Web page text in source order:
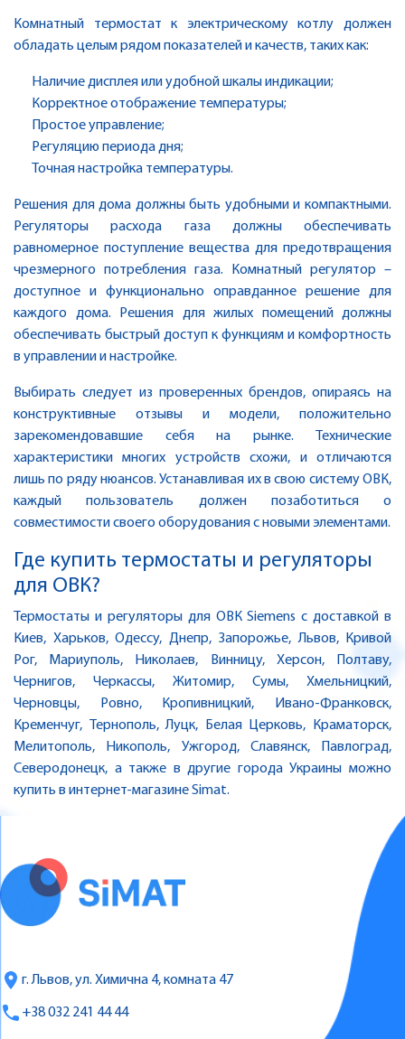
Комнатный термостат к электрическому котлу должен
обладать целым рядом показателей и качеств, таких как:
Наличие дисплея или удобной шкалы индикации;
Корректное отображение температуры;
Простое управление;
Регуляцию периода дня;
Точная настройка температуры.
Решения для дома должны быть удобными и компактными.
Регуляторы расхода газа должны обеспечивать
равномерное поступление вещества для предотвращения
чрезмерного потребления газа. Комнатный регулятор –
доступное и функционально оправданное решение для
каждого дома. Решения для жилых помещений должны
обеспечивать быстрый доступ к функциям и комфортность
в управлении и настройке.
Выбирать следует из проверенных брендов, опираясь на
конструктивные отзывы и модели, положительно
зарекомендовавшие себя на рынке. Технические
характеристики многих устройств схожи, и отличаются
лишь по ряду нюансов. Устанавливая их в свою систему ОВК,
каждый пользователь должен позаботиться о
совместимости своего оборудования с новыми элементами.
Где купить термостаты и регуляторы
для ОВК?
Термостаты и регуляторы для ОВК Siemens с доставкой в
Киев, Харьков, Одессу, Днепр, Запорожье, Львов, Кривой
Рог, Мариуполь, Николаев, Винницу, Херсон, Полтаву,
Чернигов, Черкассы, Житомир, Сумы, Хмельницкий,
Черновцы, Ровно, Кропивницкий, Ивано-Франковск,
Кременчуг, Тернополь, Луцк, Белая Церковь, Краматорск,
Мелитополь, Никополь, Ужгород, Славянск, Павлоград,
Северодонецк, а также в другие города Украины можно
купить в интернет-магазине Simat.
г. Львов, ул. Химична 4, комната 47
+38 032 241 44 44